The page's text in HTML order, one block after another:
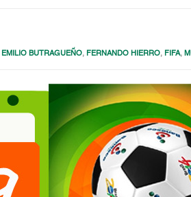
EMILIO BUTRAGUEÑO, FERNANDO HIERRO, FIFA,